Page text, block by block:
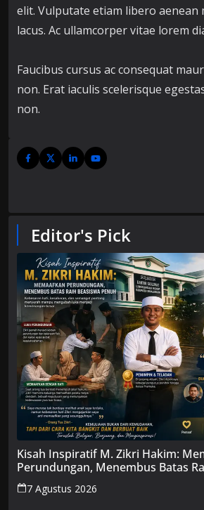
elit. Vulputate etiam libero aenean
lacus. Ac ullamcorper vitae lorem
Faucibus cursus ac consequat
non. Erat iaculis scelerisque
non.
Editor's Pick
Kisah Inspiratif M. Zikri Hakim:
Perundungan, Menembus Batas
Penuh
7 Agustus 2026